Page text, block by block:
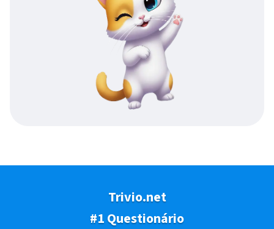
Trivio.net
#1 Questionário